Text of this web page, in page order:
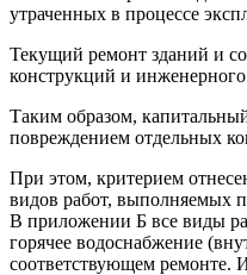
утраченных в процессе
Текущий ремонт зданий и
конструкций и
Таким образом,
повреждением отдельных
При этом, критерием
видов работ, выполняемых
В приложении Б все виды
горячее водоснабжение
соответствующем ремонте.